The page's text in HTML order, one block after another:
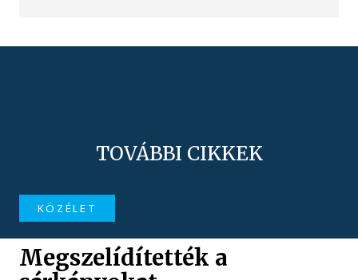
TOVÁBBI CIKKEK
KÖZÉLET
Megszelídítették a